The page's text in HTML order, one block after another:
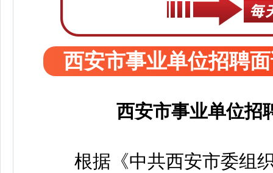
西安市事业单位招聘
西安市事业单位招
根据《中共西安市委组织